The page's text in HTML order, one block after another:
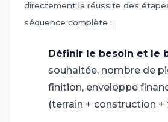
directement la réussite des
séquence complète :
Définir le besoin et le
souhaitée, nombre de
finition, enveloppe
(terrain + construction +